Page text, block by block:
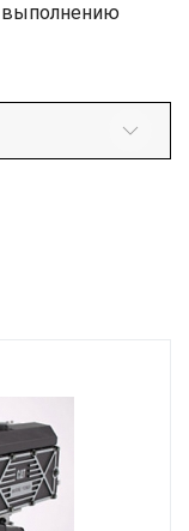
выполнению